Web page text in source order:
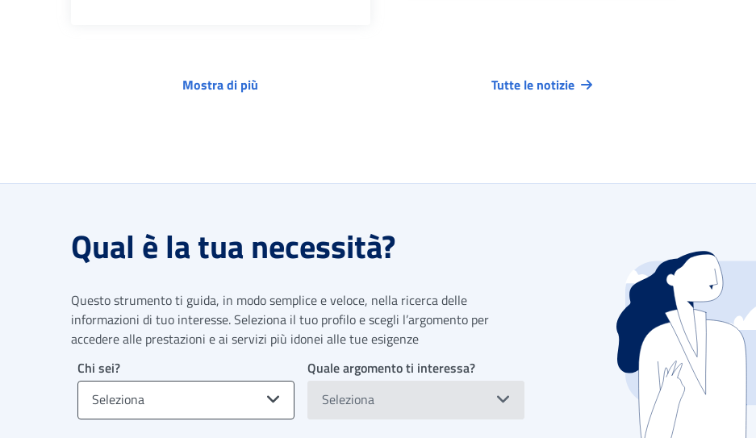
Mostra di più Tutte le notizie
Qual è la tua necessità?
Questo strumento ti guida, in modo semplice e veloce, nella ricerca delle
informazioni di tuo interesse. Seleziona il tuo profilo e scegli l’argomento per
accedere alle prestazioni e ai servizi più idonei alle tue esigenze
Chi sei?
Seleziona
Quale argomento ti interessa?
Seleziona